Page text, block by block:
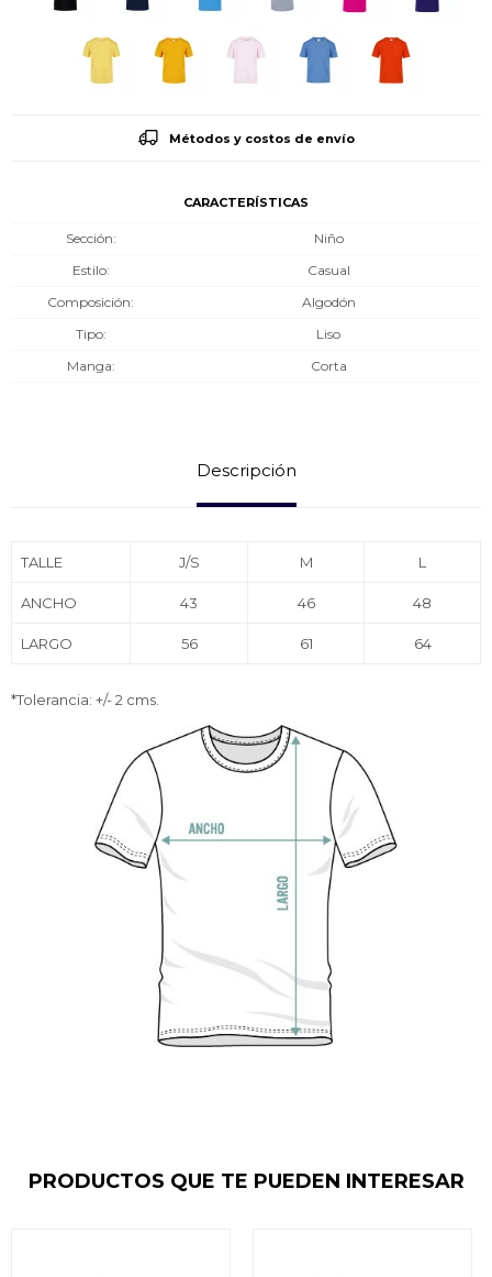
Métodos y costos de envío
CARACTERÍSTICAS
Sección
Niño
Estilo
Casual
Composición
Algodón
Tipo
Liso
Manga
Corta
Descripción
TALLE J/S M L
ANCHO 43 46 48
LARGO 56 61 64
*Tolerancia: +/- 2 cms.
PRODUCTOS QUE TE PUEDEN INTERESAR